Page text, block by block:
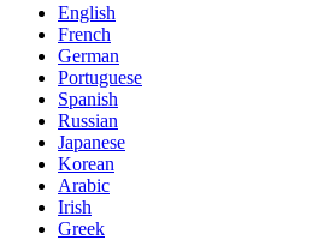
English
French
German
Portuguese
Spanish
Russian
Japanese
Korean
Arabic
Irish
Greek